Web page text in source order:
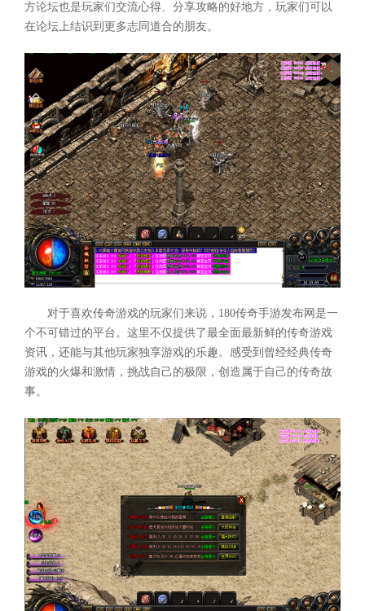
方论坛也是玩家们交流心得、分享攻略的好地方，玩家们可以
在论坛上结识到更多志同道合的朋友。
对于喜欢传奇游戏的玩家们来说，180传奇手游发布网是一
个不可错过的平台。这里不仅提供了最全面最新鲜的传奇游戏
资讯，还能与其他玩家独享游戏的乐趣。感受到曾经经典传奇
游戏的火爆和激情，挑战自己的极限，创造属于自己的传奇故
事。